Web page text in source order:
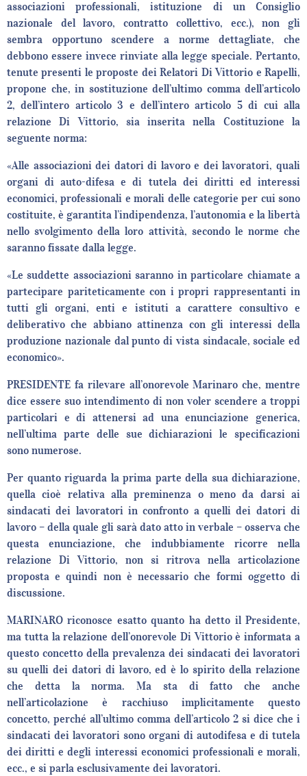
associazioni professionali, istituzione di un Consiglio
nazionale del lavoro, contratto collettivo, ecc.), non gli
sembra opportuno scendere a norme dettagliate, che
debbono essere invece rinviate alla legge speciale. Pertanto,
tenute presenti le proposte dei Relatori Di Vittorio e Rapelli,
propone che, in sostituzione dell’ultimo comma dell’articolo
2, dell’intero articolo 3 e dell’intero articolo 5 di cui alla
relazione Di Vittorio, sia inserita nella Costituzione la
seguente norma:
«Alle associazioni dei datori di lavoro e dei lavoratori, quali
organi di auto-difesa e di tutela dei diritti ed interessi
economici, professionali e morali delle categorie per cui sono
costituite, è garantita l’indipendenza, l’autonomia e la libertà
nello svolgimento della loro attività, secondo le norme che
saranno fissate dalla legge.
«Le suddette associazioni saranno in particolare chiamate a
partecipare pariteticamente con i propri rappresentanti in
tutti gli organi, enti e istituti a carattere consultivo e
deliberativo che abbiano attinenza con gli interessi della
produzione nazionale dal punto di vista sindacale, sociale ed
economico».
PRESIDENTE fa rilevare all’onorevole Marinaro che, mentre
dice essere suo intendimento di non voler scendere a troppi
particolari e di attenersi ad una enunciazione generica,
nell’ultima parte delle sue dichiarazioni le specificazioni
sono numerose.
Per quanto riguarda la prima parte della sua dichiarazione,
quella cioè relativa alla preminenza o meno da darsi ai
sindacati dei lavoratori in confronto a quelli dei datori di
lavoro – della quale gli sarà dato atto in verbale – osserva che
questa enunciazione, che indubbiamente ricorre nella
relazione Di Vittorio, non si ritrova nella articolazione
proposta e quindi non è necessario che formi oggetto di
discussione.
MARINARO riconosce esatto quanto ha detto il Presidente,
ma tutta la relazione dell’onorevole Di Vittorio è informata a
questo concetto della prevalenza dei sindacati dei lavoratori
su quelli dei datori di lavoro, ed è lo spirito della relazione
che detta la norma. Ma sta di fatto che anche
nell’articolazione è racchiuso implicitamente questo
concetto, perché all’ultimo comma dell’articolo 2 si dice che i
sindacati dei lavoratori sono organi di autodifesa e di tutela
dei diritti e degli interessi economici professionali e morali,
ecc., e si parla esclusivamente dei lavoratori.